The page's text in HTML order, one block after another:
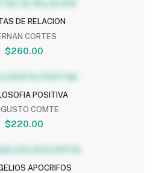
DE RELACION
CORTES
$260.00
POSITIVA
COMTE
$220.00
APOCRIFOS